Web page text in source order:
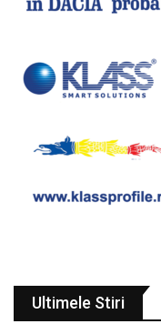
Ultimele Stiri